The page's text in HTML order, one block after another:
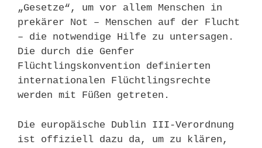
„Gesetze“, um vor allem Menschen in
prekärer Not – Menschen auf der Flucht
– die notwendige Hilfe zu untersagen.
Die durch die Genfer
Flüchtlingskonvention definierten
internationalen Flüchtlingsrechte
werden mit Füßen getreten.
Die europäische Dublin III-Verordnung
ist offiziell dazu da, um zu klären,